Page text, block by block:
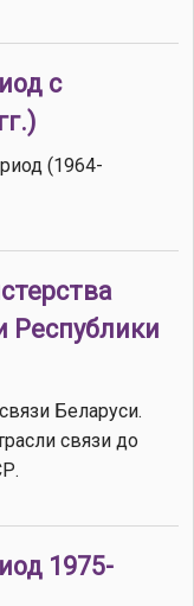
с
(1964-
Республики
Беларуси.
связи до
1975-